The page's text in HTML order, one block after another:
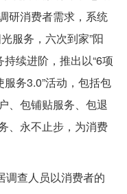
研消费者需求，系统
服务，六次到家”阳
续进阶，推出以“6项
务3.0”活动，包括包
、包铺贴服务、包退
、永不止步，为消费
调查人员以消费者的